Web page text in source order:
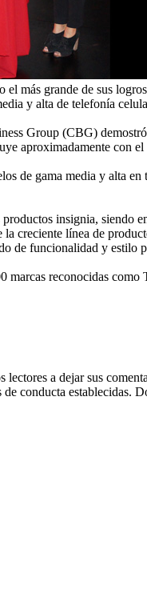
el más grande de sus
y alta de telefonía
Group (CBG)
aproximadamente con
de gama media y alta
insignia, siendo
creciente línea de
de funcionalidad y estilo
marcas reconocidas
a dejar sus
conducta establecidas.